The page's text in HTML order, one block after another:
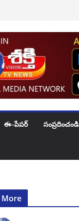
ఈ–పేపర్ సంప్రదించండి
More